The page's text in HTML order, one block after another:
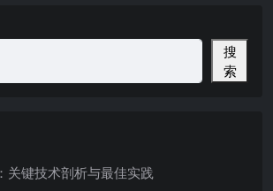
搜
索
关键技术剖析与最佳实践